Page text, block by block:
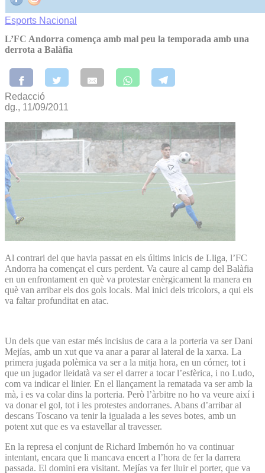
Esports Nacional
L’FC Andorra comença amb mal peu la temporada amb una
derrota a Balàfia
Redacció
dg., 11/09/2011
Al contrari del que havia passat en els últims inicis de Lliga, l’FC
Andorra ha començat el curs perdent. Va caure al camp del Balàfia
en un enfrontament en què va protestar enèrgicament la manera en
què van arribar els dos gols locals. Mal inici dels tricolors, a qui els
va faltar profunditat en atac.
Un dels que van estar més incisius de cara a la porteria va ser Dani
Mejías, amb un xut que va anar a parar al lateral de la xarxa. La
primera jugada polèmica va ser a la mitja hora, en un córner, tot i
que un jugador lleidatà va ser el darrer a tocar l’esfèrica, i no Ludo,
com va indicar el linier. En el llançament la rematada va ser amb la
mà, i es va colar dins la porteria. Però l’àrbitre no ho va veure així i
va donar el gol, tot i les protestes andorranes. Abans d’arribar al
descans Toscano va tenir la igualada a les seves botes, amb un
potent xut que es va estavellar al travesser.
En la represa el conjunt de Richard Imbernón ho va continuar
intentant, encara que li mancava encert a l’hora de fer la darrera
passada. El domini era visitant. Mejías va fer lluir el porter, que va